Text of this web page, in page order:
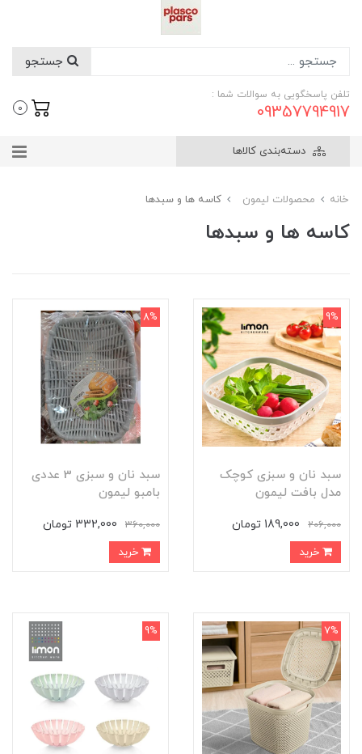
تلفن پاسخگویی به سوالات شما :
09357794917
0
دسته‌بندی کالاها
خانه محصولات لیمون کاسه ها و سبدها
کاسه ها و سبدها
سبد نان و سبزی کوچک
مدل بافت لیمون
206,000 189,000 تومان
9%
سبد نان و سبزی 3 عددی
بامبو لیمون
360,000 332,000 تومان
8%
7%
9%